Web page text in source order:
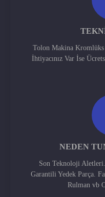
Tolon Makina Kromlüks
İhtiyacınız Var İse
NEDEN
Son Teknoloji
Garantili Yedek Parça.
Rulman vb